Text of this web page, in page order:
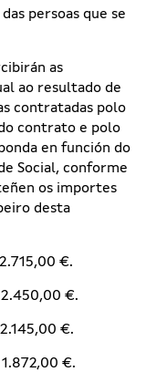
persoas que se
as
ao resultado de
contratadas polo
contrato e polo
en función do
Social, conforme
os importes
desta
€.
€.
€.
€.